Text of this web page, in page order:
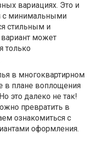
вариациях. Это и
с минимальными
стильным и
может
только
в многоквартирном
в плане воплощения
это далеко не так!
превратить в
ознакомиться с
оформления.